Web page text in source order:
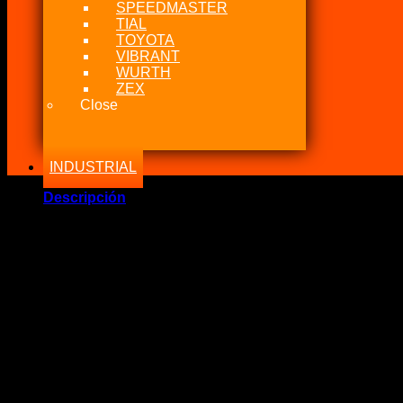
SPEEDMASTER
TIAL
TOYOTA
VIBRANT
WURTH
ZEX
Close
INDUSTRIAL
Descripción